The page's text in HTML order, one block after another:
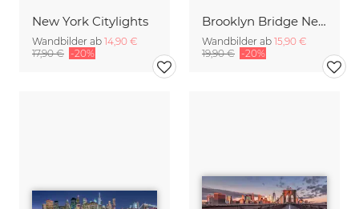
New York Citylights
Wandbilder ab 14,90 €
17,90 € -20%
Brooklyn Bridge New York
Wandbilder ab 15,90 €
19,90 € -20%